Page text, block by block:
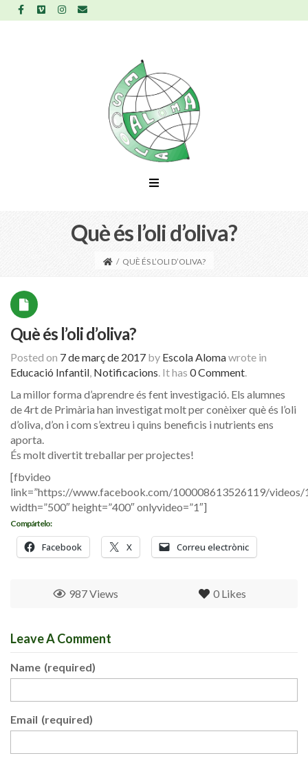
Què és l’oli d’oliva?
/ QUÈ ÉS L’OLI D’OLIVA?
Què és l’oli d’oliva?
Posted on 7 de març de 2017 by Escola Alomawrote in
Educació Infantil, Notificacions. It has 0 Comment.
La millor forma d’aprendre és fent investigació. Els alumnes
de 4rt de Primària han investigat molt per conèixer què és l’oli
d’oliva, d’on i com s’extreu i quins beneficis i nutrients ens
aporta.
És molt divertit treballar per projectes!
[fbvideo
link=”https://www.facebook.com/100008613526119/
width=”500″ height=”400″ onlyvideo=”1″]
Compártelo:
Facebook X Correu electrònic
0 Likes
987 Views
Leave A Comment
Name (required)
Email (required)